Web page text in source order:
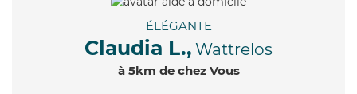
ÉLÉGANTE
Claudia L., Wattrelos
à 5km de chez Vous